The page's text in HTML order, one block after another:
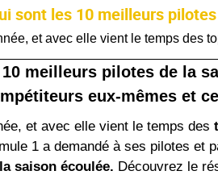
sont les 10 meilleurs
et avec elle vient le temps des
meilleurs pilotes de la
eux-mêmes et
et avec elle vient le temps des
1 a demandé à ses pilotes et
saison écoulée. Découvrez le